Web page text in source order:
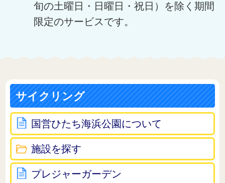
旬の土曜日・日曜日・祝日）を除く期間
限定のサービスです。
サイクリング
国営ひたち海浜公園について
施設を探す
プレジャーガーデン